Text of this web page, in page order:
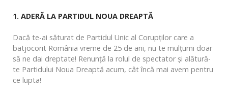
1. ADERĂ LA PARTIDUL NOUA DREAPTĂ
Dacă te-ai săturat de Partidul Unic al Corupţilor care a
batjocorit România vreme de 25 de ani, nu te mulţumi doar
să ne dai dreptate! Renunţă la rolul de spectator şi alătură-
te Partidului Noua Dreaptă acum, cât încă mai avem pentru
ce lupta!